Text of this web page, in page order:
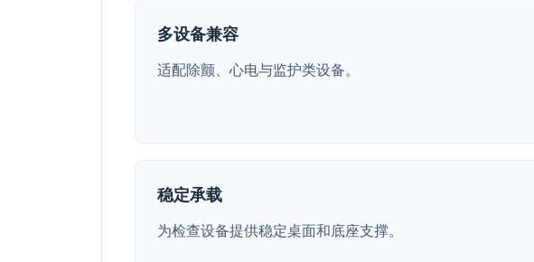
多设备兼容
适配除颤、心电与监护类设备。
稳定承载
为检查设备提供稳定桌面和底座支撑。